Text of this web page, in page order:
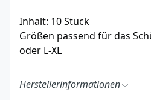
Inhalt: 10 Stück
Größen passend für das
oder L-XL
Herstellerinformationen